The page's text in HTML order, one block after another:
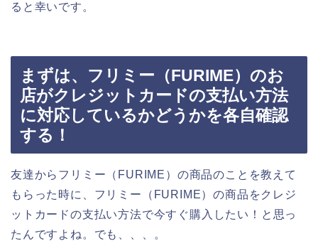
ると幸いです。
まずは、フリミー（FURIME）のお
店がクレジットカードの支払い方法
に対応しているかどうかを各自確認
する！
友達からフリミー（FURIME）の商品のことを教えて
もらった時に、フリミー（FURIME）の商品をクレジ
ットカードの支払い方法で今すぐ購入したい！と思っ
たんですよね。でも、、、。